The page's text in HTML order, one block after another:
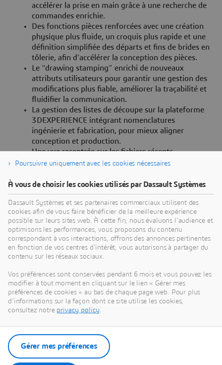
accélérer la prise en main grâce à une recherche de
commandes enrichie.
Des fonctions pièces renforcées avec une création
physique plus fluide, un croquis plus rapide et une
définition simplifiée des départs et fins de brides en
tôlerie, afin d’accélérer la conception des pièces.
Le “drawing stamping” enrichi de nouveaux
attributs utilisateurs pour garantir une gestion des
modifications plus fiable, améliorer la traçabilité et
fluidifier la communication.
La gestion des listes de découpe sur la plateforme
3DEXPERIENCE intégrant nomenclatures
ingénierie et fabrication, pour mieux aligner
conception et production.
Une vue recentrée sur les fichiers récents
n’affichant que les documents liés au tenant actif,
Pour découvrir l’ensemble des nouveautés de
SOLIDWORKS 2026 :
Poursuivre uniquement avec les cookies nécessaires
À vous de choisir les cookies utilisés par Dassault Systèmes
Dassault Systèmes et ses partenaires commerciaux utilisent des
cookies afin de vous faire bénéficier de la meilleure expérience
possible sur leurs sites web. À cette fin, nous évaluons l'audience et
optimisons les performances, vous proposons du contenu
correspondant à vos interactions, offrons des annonces pertinentes
en fonction de vos centres d'intérêt, vous autorisons à partager du
contenu sur les réseaux sociaux.
Vos préférences sont conservées pendant 6 mois et vous pouvez les
modifier à tout moment en cliquant sur le lien « Gérer mes
préférences de cookies » au bas de chaque page web. Pour plus
d'informations sur la façon dont ce site utilise les cookies,
consultez notre privacy policy.
Gérer mes préférences